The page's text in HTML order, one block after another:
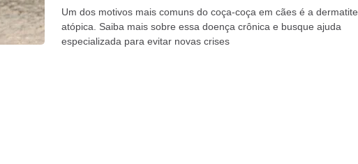
Um dos motivos mais comuns do coça-coça em cães é a dermatite
atópica. Saiba mais sobre essa doença crônica e busque ajuda
especializada para evitar novas crises